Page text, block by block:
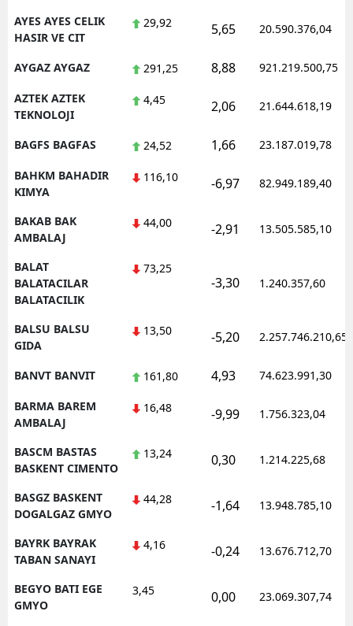
AYES AYES CELIK
HASIR VE CIT
29,92 5,65 20.590.376,04
AYGAZ AYGAZ 291,25 8,88 921.219.500,75
AZTEK AZTEK
TEKNOLOJI
4,45 2,06 21.644.618,19
BAGFS BAGFAS 24,52 1,66 23.187.019,78
BAHKM BAHADIR
KIMYA
116,10 -6,97 82.949.189,40
BAKAB BAK
AMBALAJ
44,00 -2,91 13.505.585,10
BALAT
BALATACILAR
BALATACILIK
73,25
-3,30 1.240.357,60
BALSU BALSU
GIDA
13,50 -5,20 2.257.746.210,65
BANVT BANVIT 161,80 4,93 74.623.991,30
BARMA BAREM
AMBALAJ
16,48 -9,99 1.756.323,04
BASCM BASTAS
BASKENT CIMENTO
13,24 0,30 1.214.225,68
BASGZ BASKENT
DOGALGAZ GMYO
44,28 -1,64 13.948.785,10
BAYRK BAYRAK
TABAN SANAYI
4,16 -0,24 13.676.712,70
BEGYO BATI EGE
GMYO
3,45 0,00 23.069.307,74